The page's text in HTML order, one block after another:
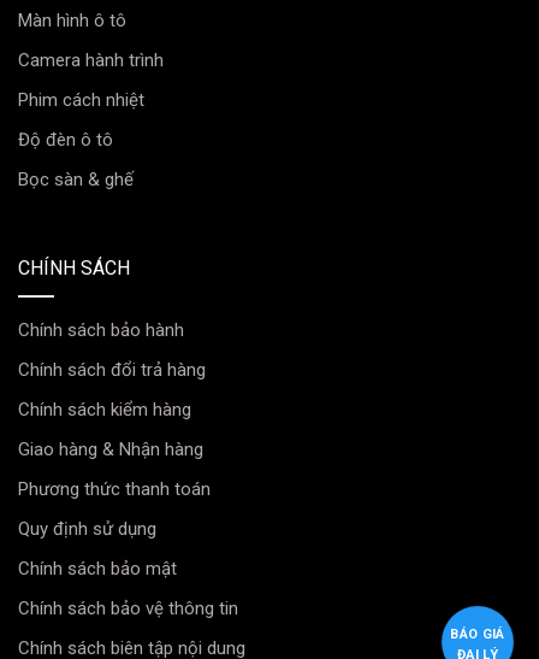
chuyến đi an toàn và dễ chịu hơn trong mùa hè nóng
Bảng thông số kỹ thuật phim cách nhiệt
Inmax – Gói cao cấp xe
Gói cao cấp 4
V70
V35
V05
Liên hệ ngay với đại lý Phim Cách Nhiệt INMAX Gói
được tư vấn và đặt hàng dòng phim chuẩn Mỹ chất
lượng tốt nhất hiện nay bạn nhé!
Màn hình ô tô
Camera hành trình
Phim cách nhiệt
Độ đèn ô tô
Bọc sàn & ghế
CHÍNH SÁCH
Chính sách bảo hành
Chính sách đổi trả hàng
Chính sách kiểm hàng
Giao hàng & Nhận hàng
Phương thức thanh toán
Quy định sử dụng
Chính sách bảo mật
Chính sách bảo vệ thông tin
Chính sách biên tập nội dung
BÁO GIÁ
ĐẠI LÝ